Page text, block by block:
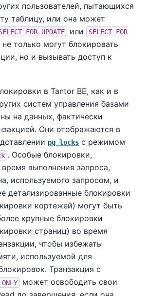
пользователей, пытающихся
таблицу, или она может
FOR UPDATE или
SELECT FOR
только могут блокировать
но и вызывать доступ к
в Tantor BE, как и в
систем управления базами
на данных, фактически
Они отображаются в
pg_locks с режимом
. Особые блокировки,
выполнения запроса,
используемого запросом, и
детализированные блокировки
кортежей) могут быть
крупные блокировки
страниц) во время
чтобы избежать
используемой для
Транзакция с
может освободить свои